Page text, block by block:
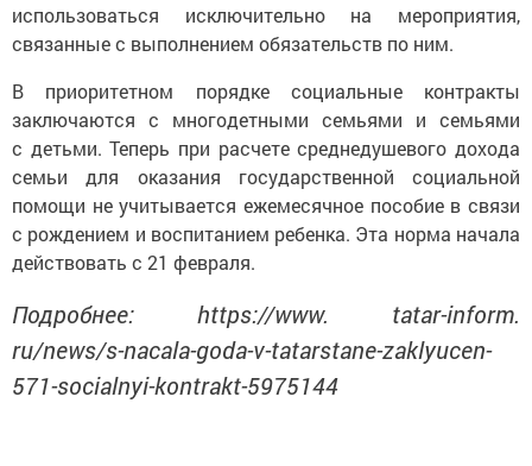
использоваться исключительно на мероприятия,
связанные с выполнением обязательств по ним.
В приоритетном порядке социальные контракты
заключаются с многодетными семьями и семьями
с детьми. Теперь при расчете среднедушевого дохода
семьи для оказания государственной социальной
помощи не учитывается ежемесячное пособие в связи
с рождением и воспитанием ребенка. Эта норма начала
действовать с 21 февраля.
Подробнее: https://www. tatar-inform.
ru/news/s-nacala-goda-v-tatarstane-zaklyucen-
571-socialnyi-kontrakt-5975144